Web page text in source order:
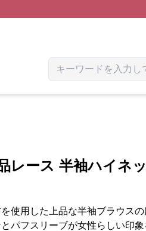
レース 半袖ハイネ
使用した上品な半袖ブラウスの
パフスリーブが女性らしい印